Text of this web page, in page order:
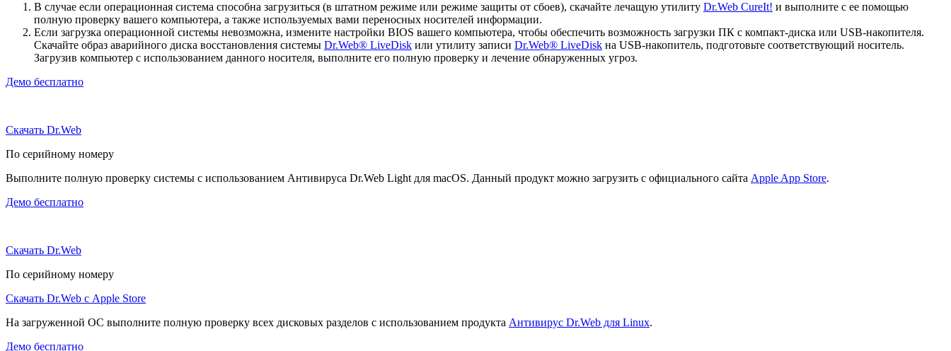
В случае если операционная система способна загрузиться (в штатном режиме или режиме защиты от сбоев), скачайте лечащую утилиту Dr.Web CureIt! и выполните с ее помощью
полную проверку вашего компьютера, а также используемых вами переносных носителей информации.
Если загрузка операционной системы невозможна, измените настройки BIOS вашего компьютера, чтобы обеспечить возможность загрузки ПК с компакт-диска или USB-накопителя.
Скачайте образ аварийного диска восстановления системы Dr.Web® LiveDisk или утилиту записи Dr.Web® LiveDisk на USB-накопитель, подготовьте соответствующий носитель.
Загрузив компьютер с использованием данного носителя, выполните его полную проверку и лечение обнаруженных угроз.
Демо бесплатно
Скачать Dr.Web
По серийному номеру
Выполните полную проверку системы с использованием Антивируса Dr.Web Light для macOS. Данный продукт можно загрузить с официального сайта Apple App Store.
Демо бесплатно
Скачать Dr.Web
По серийному номеру
Скачать Dr.Web с Apple Store
На загруженной ОС выполните полную проверку всех дисковых разделов с использованием продукта Антивирус Dr.Web для Linux.
Демо бесплатно